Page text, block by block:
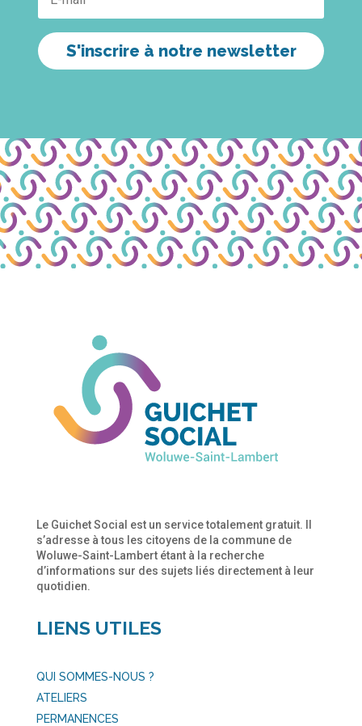
S'inscrire à notre newsletter
Le Guichet Social est un service totalement gratuit. Il
s’adresse à tous les citoyens de la commune de
Woluwe-Saint-Lambert étant à la recherche
d’informations sur des sujets liés directement à leur
quotidien.
LIENS UTILES
QUI SOMMES-NOUS ?
ATELIERS
PERMANENCES